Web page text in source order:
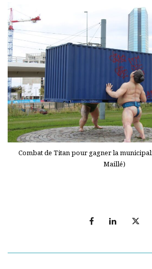
Combat de Titan pour gagner la
Maillé)